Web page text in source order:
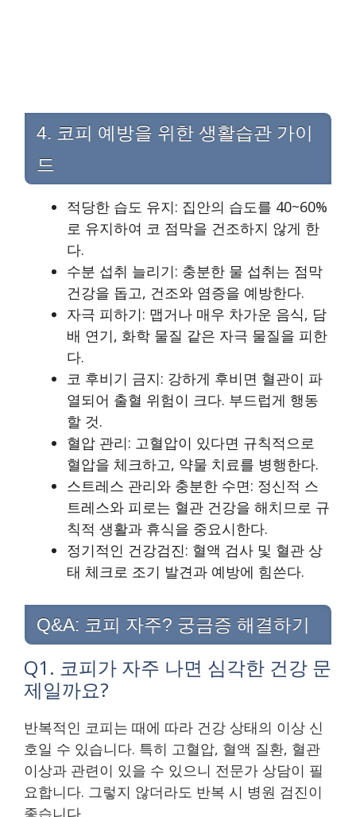
4. 코피 예방을 위한 생활습관 가이
드
적당한 습도 유지: 집안의 습도를 40~60%
로 유지하여 코 점막을 건조하지 않게 한
다.
수분 섭취 늘리기: 충분한 물 섭취는 점막
건강을 돕고, 건조와 염증을 예방한다.
자극 피하기: 맵거나 매우 차가운 음식, 담
배 연기, 화학 물질 같은 자극 물질을 피한
다.
코 후비기 금지: 강하게 후비면 혈관이 파
열되어 출혈 위험이 크다. 부드럽게 행동
할 것.
혈압 관리: 고혈압이 있다면 규칙적으로
혈압을 체크하고, 약물 치료를 병행한다.
스트레스 관리와 충분한 수면: 정신적 스
트레스와 피로는 혈관 건강을 해치므로 규
칙적 생활과 휴식을 중요시한다.
정기적인 건강검진: 혈액 검사 및 혈관 상
태 체크로 조기 발견과 예방에 힘쓴다.
Q&A: 코피 자주? 궁금증 해결하기
Q1. 코피가 자주 나면 심각한 건강 문
제일까요?
반복적인 코피는 때에 따라 건강 상태의 이상 신
호일 수 있습니다. 특히 고혈압, 혈액 질환, 혈관
이상과 관련이 있을 수 있으니 전문가 상담이 필
요합니다. 그렇지 않더라도 반복 시 병원 검진이
좋습니다.